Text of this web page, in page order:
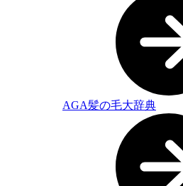
AGA髪の毛大辞典